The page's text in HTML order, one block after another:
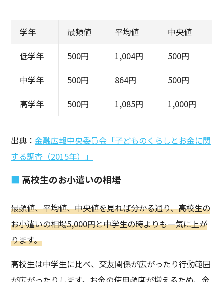
学年 最頻値 平均値
中央値
低学年
500円 1,004円
500円
中学年
500円 864円
500円
高学年
500円 1,085円 1,000円
出典：金融広報中央委員会「子どものくらしとお金に関
する調査（2015年）」
高校生のお小遣いの相場
最頻値、平均値、中央値を見れば分かる通り、高校生の
お小遣いの相場5,000円と中学生の時よりも一気に上が
ります。
高校生は中学生に比べ、交友関係が広がったり行動範囲